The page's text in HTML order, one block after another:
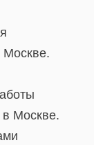
Москве.